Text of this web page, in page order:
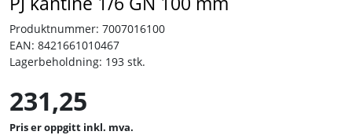
Produktnummer: 7007016100
EAN: 8421661010467
Lagerbeholdning: 193 stk.
231,25
inkl. mva.
Tjenester
Kontakt